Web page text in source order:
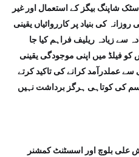
شاپنگ بیگز کے استعمال اور غیر
کی بنیاد پر کارروائیاں یقینی
سے زیادہ ریلیف فراہم کیا جا
فیلڈ میں اپنی موجودگی یقینی
عملدرآمد کرانے کی تاکید کرتے
کی کوتاہی ہرگز برداشت نہیں
علی بلوچ اور اسسٹنٹ کمشنر